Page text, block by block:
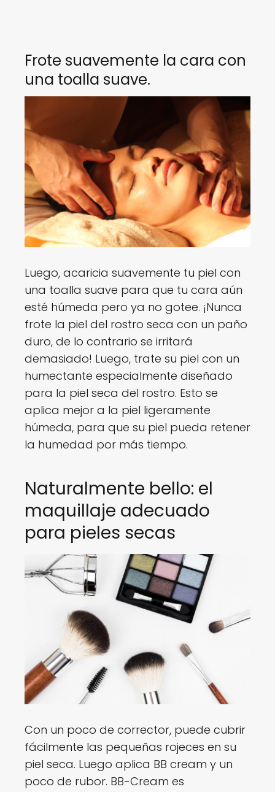
Frote suavemente la cara con
una toalla suave.
Luego, acaricia suavemente tu piel con
una toalla suave para que tu cara aún
esté húmeda pero ya no gotee. ¡Nunca
frote la piel del rostro seca con un paño
duro, de lo contrario se irritará
demasiado! Luego, trate su piel con un
humectante especialmente diseñado
para la piel seca del rostro. Esto se
aplica mejor a la piel ligeramente
húmeda, para que su piel pueda retener
la humedad por más tiempo.
Naturalmente bello: el
maquillaje adecuado
para pieles secas
Con un poco de corrector, puede cubrir
fácilmente las pequeñas rojeces en su
piel seca. Luego aplica BB cream y un
poco de rubor. BB-Cream es